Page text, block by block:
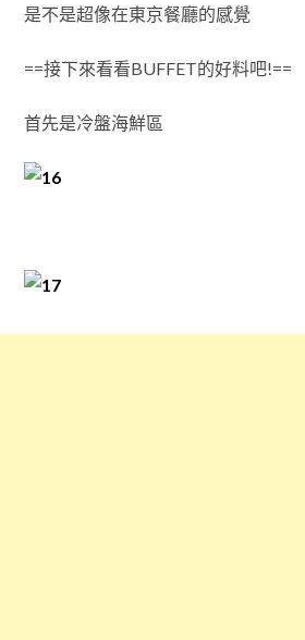
是不是超像在東京餐廳的感覺
==接下來看看BUFFET的好料吧!==
首先是冷盤海鮮區